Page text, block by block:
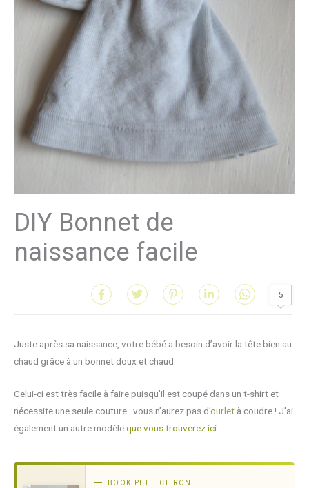
DIY Bonnet de
naissance facile
5
Juste après sa naissance, votre bébé a besoin d’avoir la tête bien au
chaud grâce à un bonnet doux et chaud.
Celui-ci est très facile à faire puisqu’il est coupé dans un t-shirt et
nécessite une seule couture : vous n’aurez pas d’ourlet à coudre ! J’ai
également un autre modèleque vous trouverez ici
EBOOK PETIT CITRON